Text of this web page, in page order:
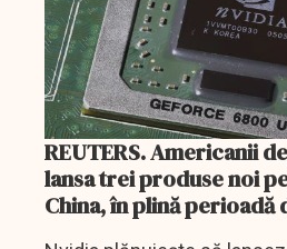
REUTERS. Americanii
lansa trei produse noi
China, în plină